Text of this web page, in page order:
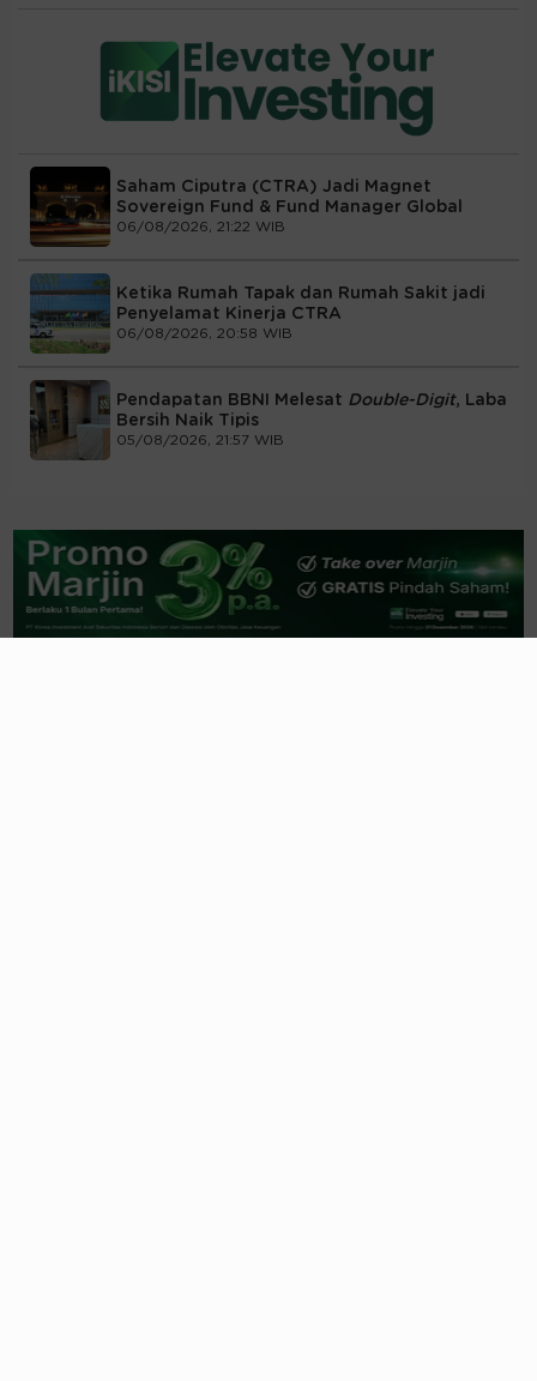
Saham Ciputra (CTRA) Jadi Magnet
Sovereign Fund & Fund Manager Global
06/08/2026, 21:22 WIB
Ketika Rumah Tapak dan Rumah Sakit jadi
Penyelamat Kinerja CTRA
06/08/2026, 20:58 WIB
Pendapatan BBNI Melesat Double-Digit, Laba
Bersih Naik Tipis
05/08/2026, 21:57 WIB